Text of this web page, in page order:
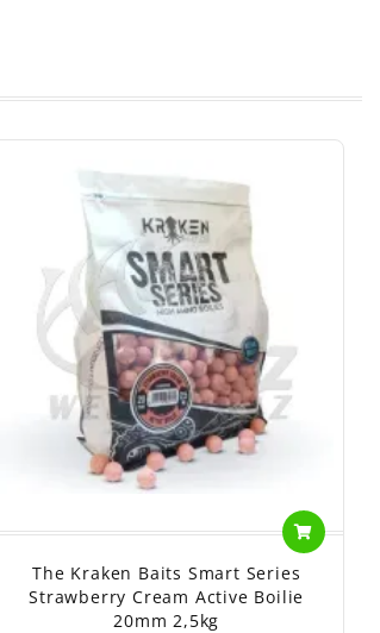
The Kraken Baits Smart Series
Strawberry Cream Active Boilie
20mm 2,5kg